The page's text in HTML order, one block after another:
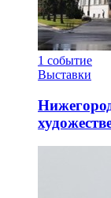
1 событие
Выставки